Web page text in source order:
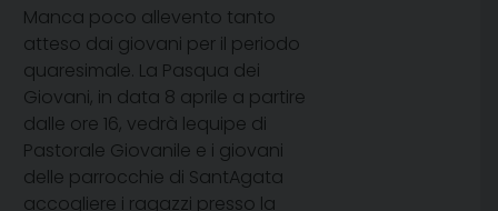
Manca poco allevento tanto
atteso dai giovani per il periodo
quaresimale. La Pasqua dei
Giovani, in data 8 aprile a partire
dalle ore 16, vedrà lequipe di
Pastorale Giovanile e i giovani
delle parrocchie di SantAgata
accogliere i ragazzi presso la